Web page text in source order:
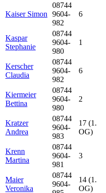
Kaiser Simon
08744
9604-
982
6
Kaspar
Stephanie
08744
9604-
980
1
Kerscher
Claudia
08744
9604-
982
6
Kiermeier
Bettina
08744
9604-
980
2
Kratzer
Andrea
08744
9604-
983
17 (1.
OG)
Krenn
Martina
08744
9604-
981
3
Maier
Veronika
08744
9604-
14 (1.
OG)